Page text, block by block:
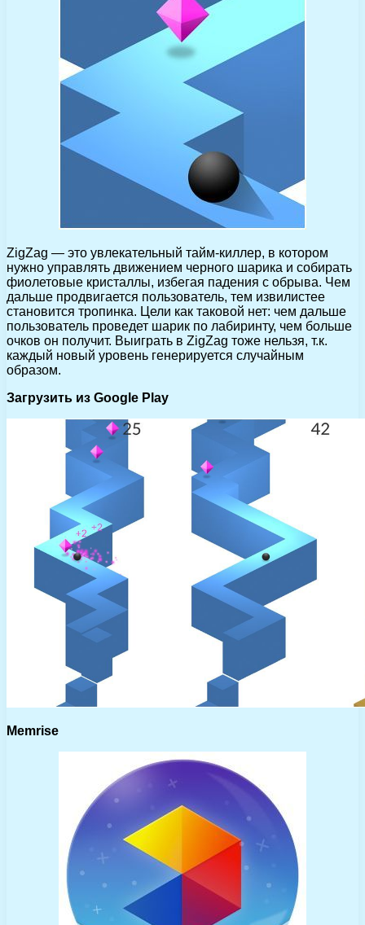
ZigZag — это увлекательный тайм-киллер, в котором
нужно управлять движением черного шарика и собирать
фиолетовые кристаллы, избегая падения с обрыва. Чем
дальше продвигается пользователь, тем извилистее
становится тропинка. Цели как таковой нет: чем дальше
пользователь проведет шарик по лабиринту, чем больше
очков он получит. Выиграть в ZigZag тоже нельзя, т.к.
каждый новый уровень генерируется случайным
образом.
Загрузить из Google Play
Memrise